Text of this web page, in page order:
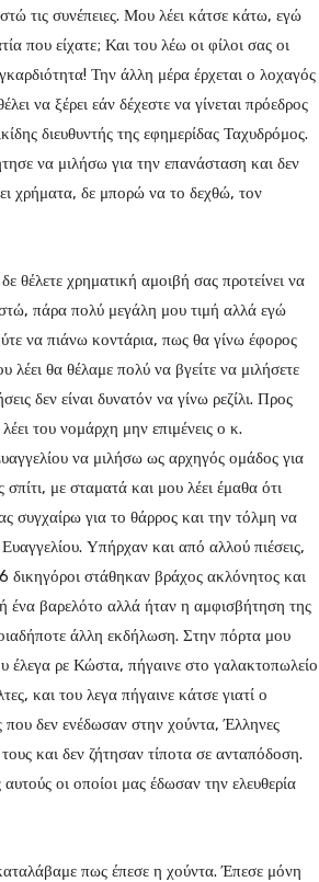
τις συνέπειες. Μου λέει κάτσε κάτω, εγώ
που είχατε; Και του λέω οι φίλοι σας οι
Την άλλη μέρα έρχεται ο λοχαγός
να ξέρει εάν δέχεστε να γίνεται πρόεδρος
διευθυντής της εφημερίδας Ταχυδρόμος.
να μιλήσω για την επανάσταση και δεν
χρήματα, δε μπορώ να το δεχθώ, τον
θέλετε χρηματική αμοιβή σας προτείνει να
πάρα πολύ μεγάλη μου τιμή αλλά εγώ
να πιάνω κοντάρια, πως θα γίνω έφορος
θα θέλαμε πολύ να βγείτε να μιλήσετε
δεν είναι δυνατόν να γίνω ρεζίλι. Προς
του νομάρχη μην επιμένεις ο κ.
να μιλήσω ως αρχηγός ομάδος για
με σταματά και μου λέει έμαθα ότι
συγχαίρω για το θάρρος και την τόλμη να
Υπήρχαν και από αλλού πιέσεις,
δικηγόροι στάθηκαν βράχος ακλόνητος και
ένα βαρελότο αλλά ήταν η αμφισβήτηση της
άλλη εκδήλωση. Στην πόρτα μου
έλεγα ρε Κώστα, πήγαινε στο γαλακτοπωλείο
και του λεγα πήγαινε κάτσε γιατί ο
δεν ενέδωσαν στην χούντα, Έλληνες
και δεν ζήτησαν τίποτα σε ανταπόδοση.
οι οποίοι μας έδωσαν την ελευθερία
πως έπεσε η χούντα. Έπεσε μόνη